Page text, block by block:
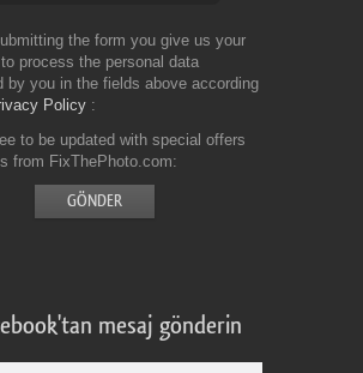
the form you give us your
process the personal data
by you in the fields above according
Policy
to be updated with special offers
from FixThePhoto.com
mesaj gönderin